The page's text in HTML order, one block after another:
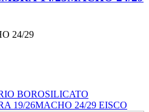
24/29